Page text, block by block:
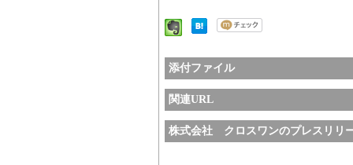
添付ファイル
関連URL
株式会社 クロスワンのプレスリリ